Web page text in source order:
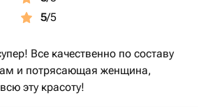
есть свои тонкости. Помните, что
конкретно вашим букетом, а также
Мы всегда рады помочь!)✨
5/5
Все качественно по составу
и потрясающая женщина,
эту красоту!